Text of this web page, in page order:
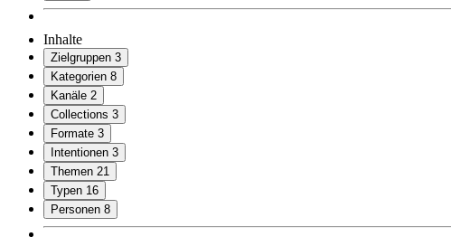
Inhalte
Zielgruppen 3
Kategorien 8
Kanäle 2
Collections 3
Formate 3
Intentionen 3
Themen 21
Typen 16
Personen 8